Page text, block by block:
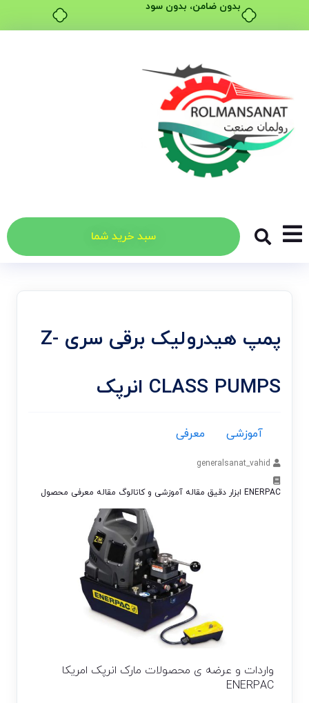
بدون ضامن، بدون سود
سبد خرید شما
پمپ هیدرولیک برقی سری Z-
CLASS PUMPS انرپک
آموزشی معرفی
ENERPAC ابزار دقیق مقاله آموزشی و کاتالوگ مقاله معرفی محصول
واردات و عرضه ی محصولات مارک انرپک امریکا
ENERPAC